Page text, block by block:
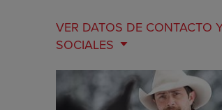
VER DATOS DE CONTACTO
SOCIALES